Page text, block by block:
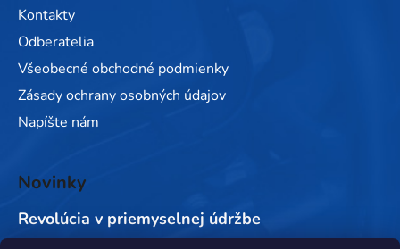
Kontakty
Odberatelia
Všeobecné obchodné podmienky
Zásady ochrany osobných údajov
Napíšte nám
Novinky
Revolúcia v priemyselnej údržbe